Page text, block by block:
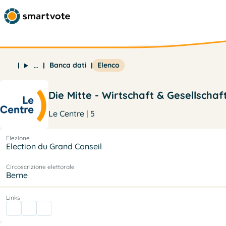
… Banca dati Elenco
Die Mitte - Wirtschaft &
Le Centre | 5
Elezione
Election du Grand Conseil
Circoscrizione elettorale
Berne
Links